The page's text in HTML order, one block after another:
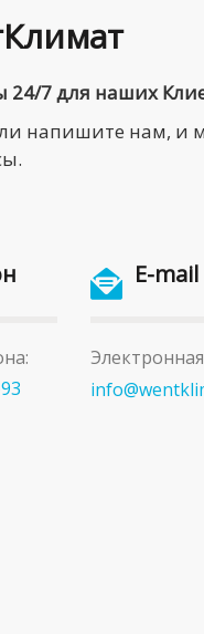
7 для наших
напишите нам, и
E-mail